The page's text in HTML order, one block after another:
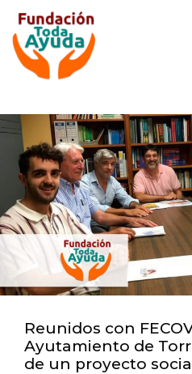
Reunidos con
Ayutamiento de
de un proyecto